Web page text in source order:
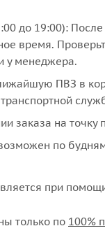
до 19:00):
время.
у менеджера.
ПВЗ в
заказа на
по
при
только по 100%